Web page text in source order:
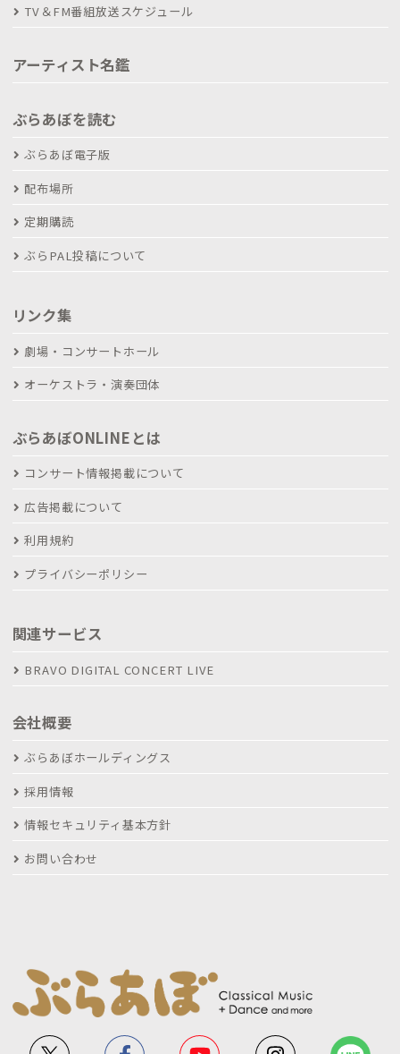
TV＆FM番組放送スケジュール
アーティスト名鑑
ぶらあぼを読む
ぶらあぼ電子版
配布場所
定期購読
ぶらPAL投稿について
リンク集
劇場・コンサートホール
オーケストラ・演奏団体
ぶらあぼONLINEとは
コンサート情報掲載について
広告掲載について
利用規約
プライバシーポリシー
関連サービス
BRAVO DIGITAL CONCERT LIVE
会社概要
ぶらあぼホールディングス
採用情報
情報セキュリティ基本方針
お問い合わせ